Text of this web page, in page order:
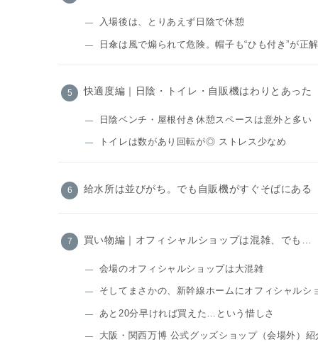
入場後は、とりあえず日陰で休憩
日傘は風で煽られて危険。帽子も“ひも付き”が正解
快適度編｜日陰・トイレ・自販機はわりとあった
日陰ベンチ・屋根付き休憩スペースは意外と多い
トイレは数があり回転が◎ ストレス少なめ
給水所は並びがち。でも自販機がすぐそばにある
買い物編｜オフィシャルショップは混雑、でも…
会場のオフィシャルショップは大混雑
そしてまさかの、新幹線ホームにオフィシャルシ
あと20分早ければ買えた…という惜しさ
大阪・関西万博 公式グッズショップ（会場外）紹